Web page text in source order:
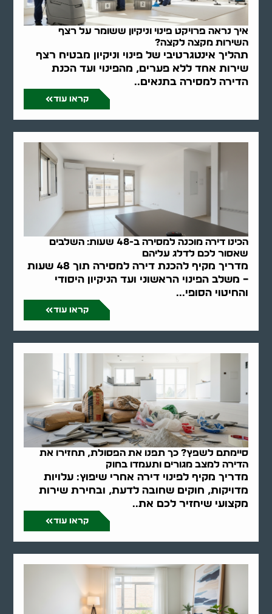
איך נראה פרויקט פינוי וניקיון ששומר על רצף
השירות מקצה לקצה?
תהליך אינטגרטיבי של פינוי וניקיון מבטיח רצף
שירות אחד ללא פערים, מהפינוי ועד הכנת
הדירה למסירה בתנאים..
קראו עוד
הכינו דירה מוכנה למסירה ב-48 שעות: השלבים
שאסור לכם לדלג עליהם
מדריך מקיף להכנת דירה למסירה תוך 48 שעות
– משלב הפינוי הראשוני ועד הניקיון היסודי
והחיטוי הסופי...
קראו עוד
סיימתם לשפץ? כך תפנו את הפסולת, תחזירו את
הדירה למצב מגורים ותעמדו בחוק
מדריך מקיף לפינוי דירה אחרי שיפוץ: עלויות
מדויקות, חוקים שחובה לדעת, ובחירת שירות
מקצועי שיחזיר לכם את..
קראו עוד